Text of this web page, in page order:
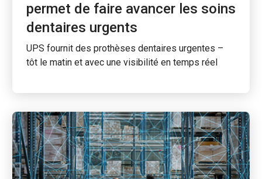
permet de faire avancer les soins
dentaires urgents
UPS fournit des prothèses dentaires urgentes –
tôt le matin et avec une visibilité en temps réel